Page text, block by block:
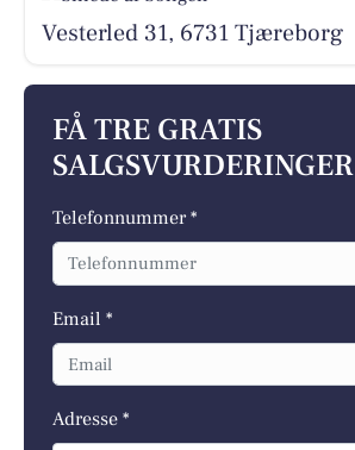
Vesterled 31, 6731 Tjæreborg
FÅ TRE GRATIS
SALGSVURDERINGER
Telefonnummer *
Email *
Adresse *